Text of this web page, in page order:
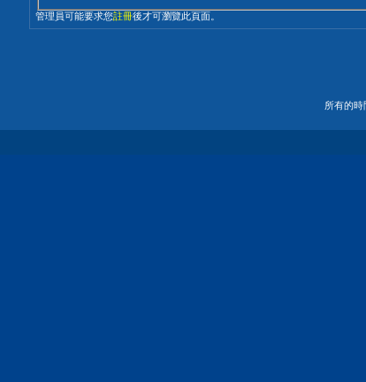
管理員可能要求您註冊後才可瀏覽此頁面。
所有的